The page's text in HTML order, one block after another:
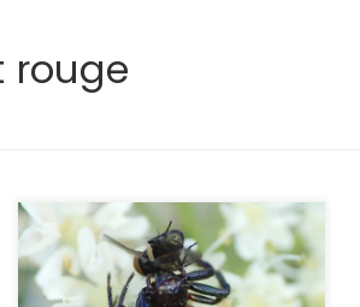
rouge
Bien que sa coloration soit variable,
cette petite araignée-crabe est
facilement reconnaissable au dessin
noir qui orne son opisthosome.